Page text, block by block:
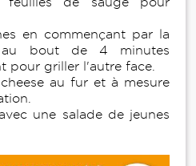
en commençant par la
au bout de 4 minutes
pour griller l'autre face.
au fur et à mesure
une salade de jeunes